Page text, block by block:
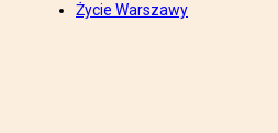
Życie Warszawy